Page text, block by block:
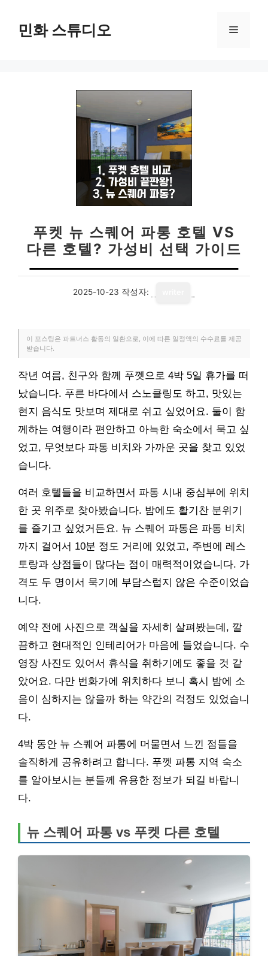
민화 스튜디오 메
푸켓 뉴 스퀘어 파통 호텔 VS
다른 호텔? 가성비 선택 가이드
2025-10-23 작성자:
이 포스팅은 파트너스 활동의 일환으로, 이에 따른 일정액의 수수료를 제공
받습니다.
작년 여름, 친구와 함께 푸껫으로 4박 5일 휴가를 떠
났습니다. 푸른 바다에서 스노클링도 하고, 맛있는
현지 음식도 맛보며 제대로 쉬고 싶었어요. 둘이 함
께하는 여행이라 편안하고 아늑한 숙소에서 묵고 싶
었고, 무엇보다 파통 비치와 가까운 곳을 찾고 있었
습니다.
여러 호텔들을 비교하면서 파통 시내 중심부에 위치
한 곳 위주로 찾아봤습니다. 밤에도 활기찬 분위기
를 즐기고 싶었거든요. 뉴 스퀘어 파통은 파통 비치
까지 걸어서 10분 정도 거리에 있었고, 주변에 레스
토랑과 상점들이 많다는 점이 매력적이었습니다. 가
격도 두 명이서 묵기에 부담스럽지 않은 수준이었습
니다.
예약 전에 사진으로 객실을 자세히 살펴봤는데, 깔
끔하고 현대적인 인테리어가 마음에 들었습니다. 수
영장 사진도 있어서 휴식을 취하기에도 좋을 것 같
았어요. 다만 번화가에 위치하다 보니 혹시 밤에 소
음이 심하지는 않을까 하는 약간의 걱정도 있었습니
다.
4박 동안 뉴 스퀘어 파통에 머물면서 느낀 점들을
솔직하게 공유하려고 합니다. 푸껫 파통 지역 숙소
를 알아보시는 분들께 유용한 정보가 되길 바랍니
다.
뉴 스퀘어 파통 vs 푸켓 다른 호텔